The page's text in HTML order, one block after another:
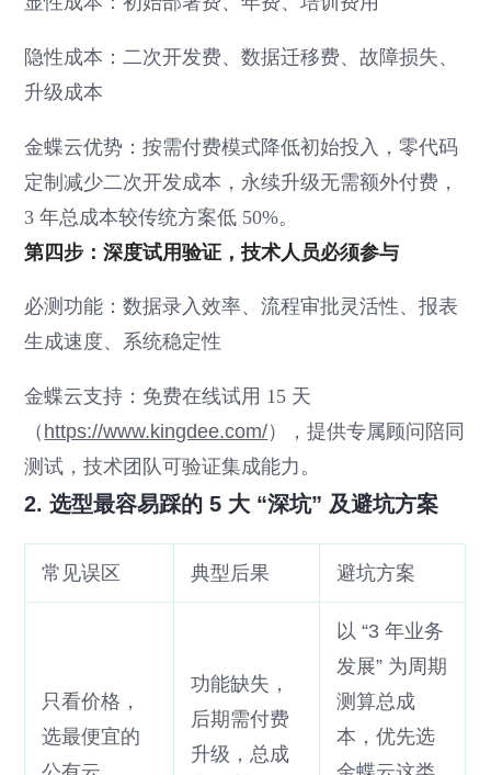
隐性成本：二次开发费、数据迁移费、故障损失、
升级成本
金蝶云优势：按需付费模式降低初始投入，零代码
定制减少二次开发成本，永续升级无需额外付费，
3 年总成本较传统方案低 50%。
第四步：深度试用验证，技术人员必须参与
必测功能：数据录入效率、流程审批灵活性、报表
生成速度、系统稳定性
金蝶云支持：免费在线试用 15 天
（ https://www.kingdee.com/），提供专属顾问陪同
测试，技术团队可验证集成能力。
2. 选型最容易踩的 5 大 “深坑” 及避坑方案
常见误区 典型后果 避坑方案
只看价格，
选最便宜的
功能缺失，
后期需付费
升级，总成
以 “3 年业务
发展” 为周期
测算总成
本，优先选